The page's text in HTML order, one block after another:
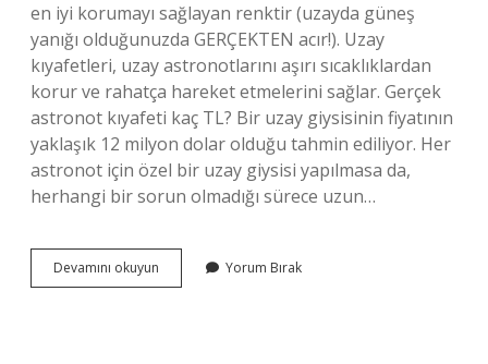
en iyi korumayı sağlayan renktir (uzayda güneş
yanığı olduğunuzda GERÇEKTEN acır!). Uzay
kıyafetleri, uzay astronotlarını aşırı sıcaklıklardan
korur ve rahatça hareket etmelerini sağlar. Gerçek
astronot kıyafeti kaç TL? Bir uzay giysisinin fiyatının
yaklaşık 12 milyon dolar olduğu tahmin ediliyor. Her
astronot için özel bir uzay giysisi yapılmasa da,
herhangi bir sorun olmadığı sürece uzun…
Devamını okuyun
Elbisesi
Yorum Bırak